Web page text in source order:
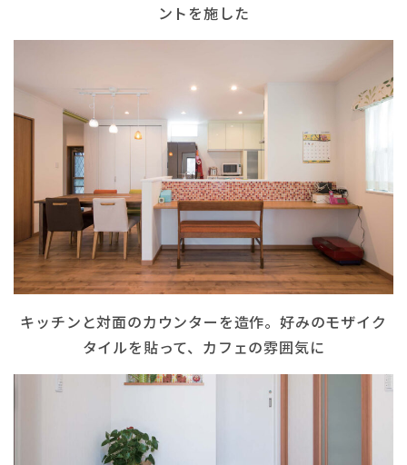
ントを施した
キッチンと対面のカウンターを造作。好みのモザイク
タイルを貼って、カフェの雰囲気に